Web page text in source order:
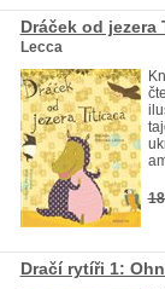
Dráček od jezera
Lecca
Dračí rytíři 1: